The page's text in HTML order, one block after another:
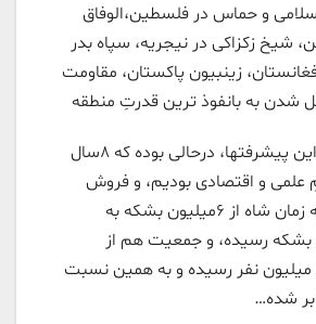
اسلامی و حماس در فلسطین،الوفاق
شیخ زکزاکی در نیجریه، سپاه بدر
زینبیون پاکستان، مقاومت
شدن به بانفوذ ترین قدرتِ منطقه
درضمن،تمام این پیشرفتها، درحالی بوده که ٨سال
علمی و اقتصادی بودیم، و فروش
نفتمون نسبت به زمان شاه از ۶میلیون بشکه به
بشکه رسیده، و جمعیت هم از
٣۰میلیون به ۸۴ میلیون نفر رسیده و به همین نسبت
شده…